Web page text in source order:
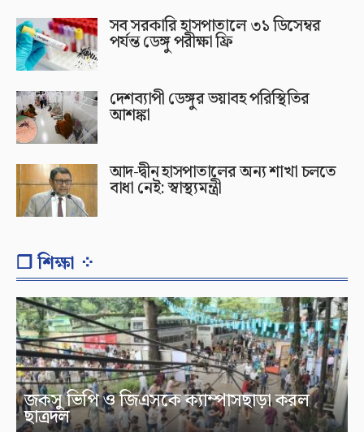
সব সরকারি হাসপাতালে ৩১ ডিসেম্বর
পর্যন্ত ডেঙ্গু পরীক্ষা ফ্রি
দেশব্যাপী ডেঙ্গুর ভয়াবহ পরিস্থিতির
আশঙ্কা
আদ-দ্বীন হাসপাতালের অন্য শাখা চলতে
বাধা নেই: স্বাস্থ্যমন্ত্রী
❐ শিক্ষা ⁘
জকসু ভিপি ও জিএসকে ক্যাম্পাসছাড়া করল
ছাত্রদল